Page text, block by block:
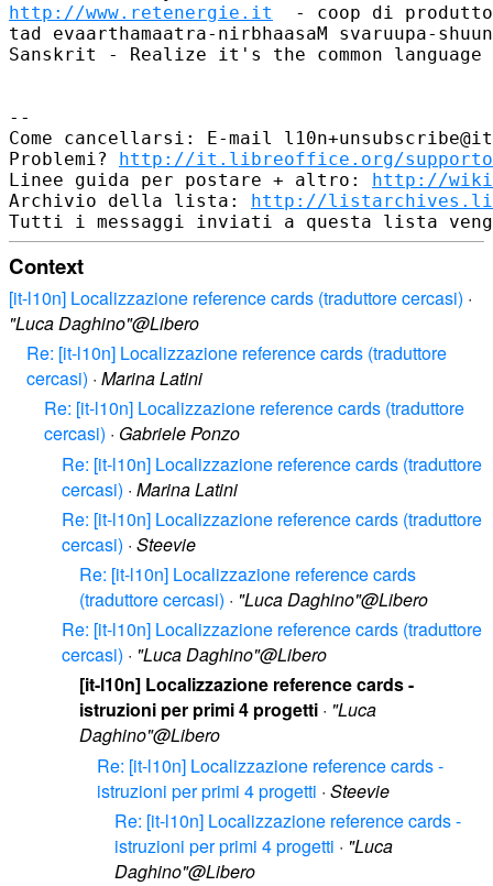
http://www.retenergie.it
- coop di
tad evaarthamaatra-nirbhaasaM svaruupa-
Sanskrit - Realize it's the common
--
Come cancellarsi: E-mail
Problemi? http://it.libreoffice.org/
Linee guida per postare + altro: http://
Archivio della lista: http://
Context
[it-l10n] Localizzazione reference cards (traduttore cercasi) ·
"Luca Daghino"@Libero
Re: [it-l10n] Localizzazione reference cards (traduttore
cercasi) · Marina Latini
Re: [it-l10n] Localizzazione reference cards (traduttore
cercasi) · Gabriele Ponzo
Re: [it-l10n] Localizzazione reference cards (traduttore
cercasi) · Marina Latini
Re: [it-l10n] Localizzazione reference cards (traduttore
cercasi) · Steevie
Re: [it-l10n] Localizzazione reference cards
(traduttore cercasi) · "Luca Daghino"@Libero
Re: [it-l10n] Localizzazione reference cards (traduttore
cercasi) · "Luca Daghino"@Libero
[it-l10n] Localizzazione reference cards -
istruzioni per primi 4 progetti · "Luca
Daghino"@Libero
Re: [it-l10n] Localizzazione reference cards -
istruzioni per primi 4 progetti · Steevie
Re: [it-l10n] Localizzazione reference cards -
istruzioni per primi 4 progetti · "Luca
Daghino"@Libero